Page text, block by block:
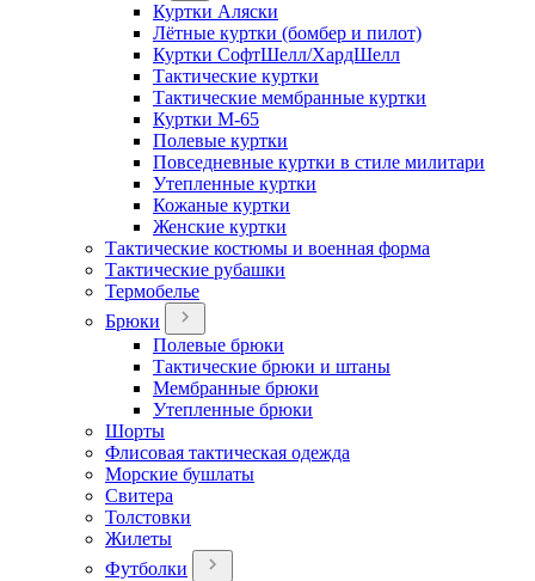
Куртки Аляски
Лётные куртки (бомбер и пилот)
Куртки СофтШелл/ХардШелл
Тактические куртки
Тактические мембранные куртки
Куртки М-65
Полевые куртки
Повседневные куртки в стиле милитари
Утепленные куртки
Кожаные куртки
Женские куртки
Тактические костюмы и военная форма
Тактические рубашки
Термобелье
Брюки
Полевые брюки
Тактические брюки и штаны
Мембранные брюки
Утепленные брюки
Шорты
Флисовая тактическая одежда
Морские бушлаты
Свитера
Толстовки
Жилеты
Футболки